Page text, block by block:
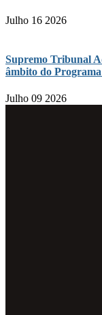
Julho 16 2026
Supremo Tribunal
âmbito do
Julho 09 2026